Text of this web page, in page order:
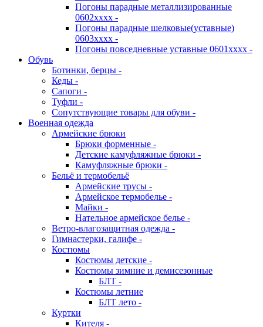
Погоны парадные металлизированные
0602хххх -
Погоны парадные шелковые(уставные)
0603хххх -
Погоны повседневные уставные 0601хххх -
Обувь
Ботинки, берцы -
Кеды -
Сапоги -
Туфли -
Сопутствующие товары для обуви -
Военная одежда
Армейские брюки
Брюки форменные -
Детские камуфляжные брюки -
Камуфляжные брюки -
Бельё и термобельё
Армейские трусы -
Армейское термобелье -
Майки -
Нательное армейское белье -
Ветро-влагозащитная одежда -
Гимнастерки, галифе -
Костюмы
Костюмы детские -
Костюмы зимние и демисезонные
БЛТ -
Костюмы летние
БЛТ лето -
Куртки
Кителя -